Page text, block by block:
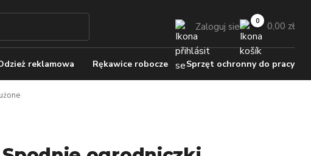
Zaloguj sie 0,00 zł
reklamowa Rękawice robocze Sprzęt ochronny do pracy